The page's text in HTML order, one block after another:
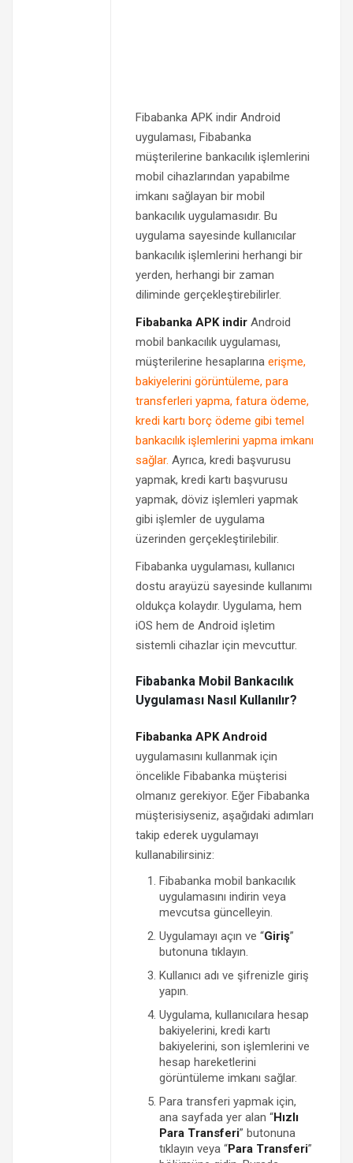
Fibabanka APK indir Android
uygulaması, Fibabanka
müşterilerine bankacılık işlemlerini
mobil cihazlarından yapabilme
imkanı sağlayan bir mobil
bankacılık uygulamasıdır. Bu
uygulama sayesinde kullanıcılar
bankacılık işlemlerini herhangi bir
yerden, herhangi bir zaman
diliminde gerçekleştirebilirler.
Fibabanka APK indirAndroid
mobil bankacılık uygulaması,
müşterilerine hesaplarına erişme,
bakiyelerini görüntüleme, para
transferleri yapma, fatura ödeme,
kredi kartı borç ödeme gibi temel
bankacılık işlemlerini yapma imkanı
sağlar. Ayrıca, kredi başvurusu
yapmak, kredi kartı başvurusu
yapmak, döviz işlemleri yapmak
gibi işlemler de uygulama
üzerinden gerçekleştirilebilir.
Fibabanka uygulaması, kullanıcı
dostu arayüzü sayesinde kullanımı
oldukça kolaydır. Uygulama, hem
iOS hem de Android işletim
sistemli cihazlar için mevcuttur.
Fibabanka Mobil Bankacılık
Uygulaması Nasıl Kullanılır?
Fibabanka APK Android
uygulamasını kullanmak için
öncelikle Fibabanka müşterisi
olmanız gerekiyor. Eğer Fibabanka
müşterisiyseniz, aşağıdaki adımları
takip ederek uygulamayı
kullanabilirsiniz:
Fibabanka mobil bankacılık
uygulamasını indirin veya
mevcutsa güncelleyin.
Uygulamayı açın ve “Giriş”
butonuna tıklayın.
Kullanıcı adı ve şifrenizle giriş
yapın.
Uygulama, kullanıcılara hesap
bakiyelerini, kredi kartı
bakiyelerini, son işlemlerini ve
hesap hareketlerini
görüntüleme imkanı sağlar.
Para transferi yapmak için,
ana sayfada yer alan “Hızlı
Para Transferi” butonuna
tıklayın veya “Para Transferi”